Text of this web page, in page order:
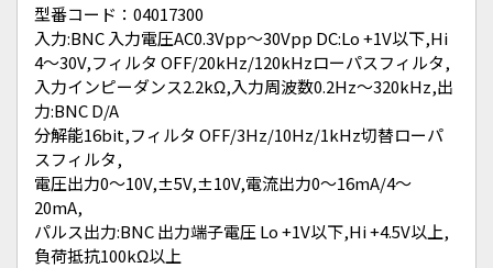
型番コード：04017300
入力:BNC 入力電圧AC0.3Vpp～30Vpp DC:Lo +1V以下,Hi
4～30V,フィルタ OFF/20kHz/120kHzローパスフィルタ,
入力インピーダンス2.2kΩ,入力周波数0.2Hz～320kHz,出
力:BNC D/A
分解能16bit,フィルタ OFF/3Hz/10Hz/1kHz切替ローパ
スフィルタ,
電圧出力0～10V,±5V,±10V,電流出力0～16mA/4～
20mA,
パルス出力:BNC 出力端子電圧 Lo +1V以下,Hi +4.5V以上,
負荷抵抗100kΩ以上